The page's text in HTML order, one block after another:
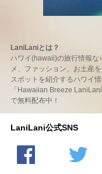
LaniLaniとは？
ハワイ(hawaii)の旅行情報
メ、ファッション、お土産
スポットを紹介するハワイ
「Hawaiian Breeze
で無料配布中！
LaniLani公式SNS